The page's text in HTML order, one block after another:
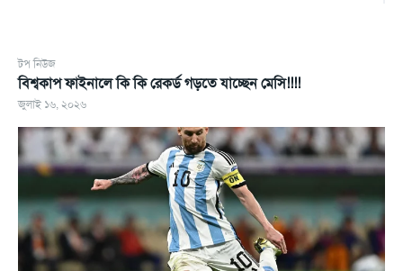
টপ নিউজ
বিশ্বকাপ ফাইনালে কি কি রেকর্ড গড়তে যাচ্ছেন মেসি!!!!
জুলাই ১৬, ২০২৬